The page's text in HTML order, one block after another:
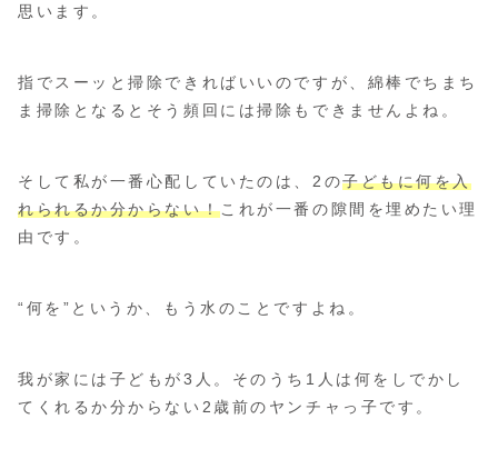
思います。
指でスーッと掃除できればいいのですが、綿棒でちまち
ま掃除となるとそう頻回には掃除もできませんよね。
そして私が一番心配していたのは、2の子どもに何を入
れられるか分からない！これが一番の隙間を埋めたい理
由です。
“何を”というか、もう水のことですよね。
我が家には子どもが3人。そのうち1人は何をしでかし
てくれるか分からない2歳前のヤンチャっ子です。